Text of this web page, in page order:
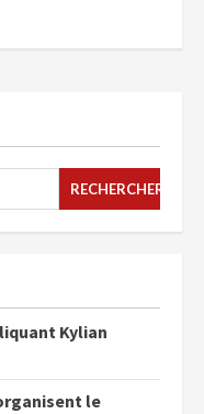
RECHERCHER
Kylian
le